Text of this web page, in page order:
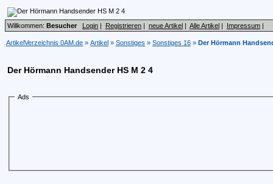
Willkommen: Besucher Login | Registrieren | neue Artikel | Alle Artikel | Impressum |
ArtikelVerzeichnis 0AM.de » Artikel » Sonstiges » Sonstiges 16 » Der Hörmann
Der Hörmann Handsender HS M 2 4
Ads